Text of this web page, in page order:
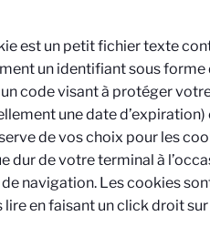
est un petit fichier texte
un identifiant sous forme
code visant à protéger
une date
de vos choix pour les
dur de votre terminal à
navigation. Les cookies
lire en faisant un click droit